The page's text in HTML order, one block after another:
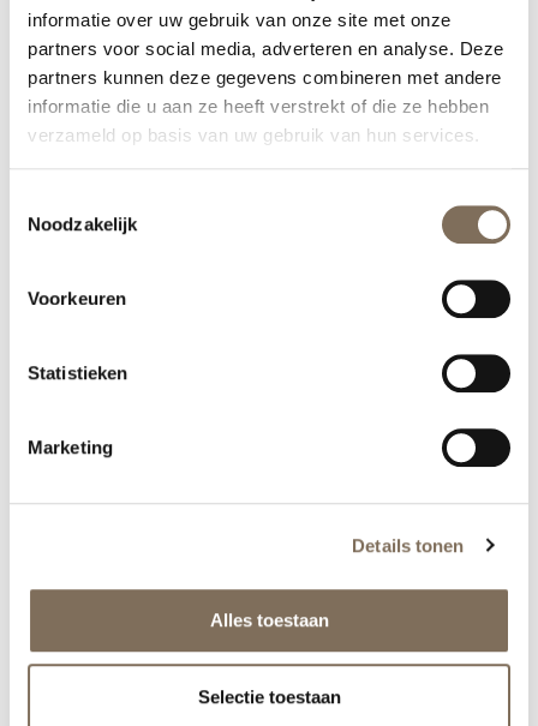
informatie over uw gebruik van onze site met onze
partners voor social media, adverteren en analyse. Deze
partners kunnen deze gegevens combineren met andere
informatie die u aan ze heeft verstrekt of die ze hebben
verzameld op basis van uw gebruik van hun services.
Noodzakelijk
Voorkeuren
Statistieken
Marketing
Details tonen
Alles toestaan
Selectie toestaan